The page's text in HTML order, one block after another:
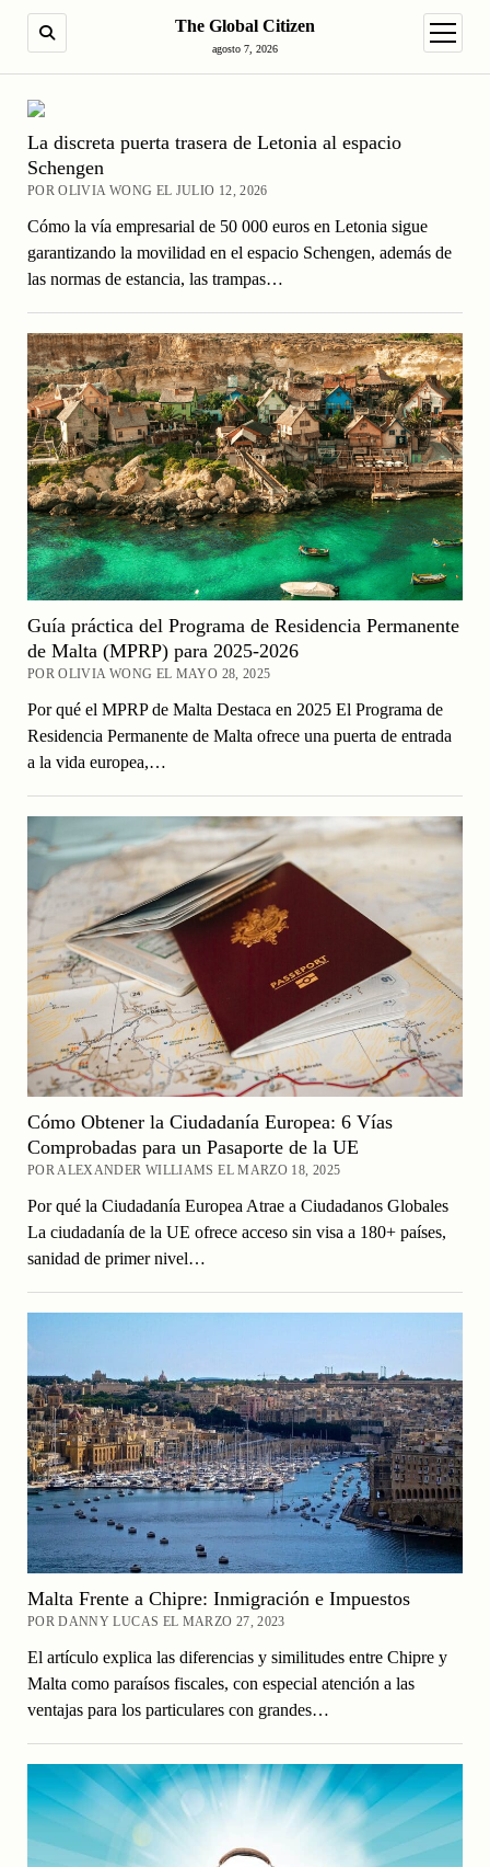
The Global Citizen
agosto 7, 2026
abrir
La discreta puerta trasera de Letonia al espacio
Schengen
POR OLIVIA WONG EL JULIO 12, 2026
Cómo la vía empresarial de 50 000 euros en Letonia sigue
garantizando la movilidad en el espacio Schengen, además de
las normas de estancia, las trampas…
Guía práctica del Programa de Residencia Permanente
de Malta (MPRP) para 2025-2026
POR OLIVIA WONG EL MAYO 28, 2025
Por qué el MPRP de Malta Destaca en 2025 El Programa de
Residencia Permanente de Malta ofrece una puerta de entrada
a la vida europea,…
Cómo Obtener la Ciudadanía Europea: 6 Vías
Comprobadas para un Pasaporte de la UE
POR ALEXANDER WILLIAMS EL MARZO 18, 2025
Por qué la Ciudadanía Europea Atrae a Ciudadanos Globales
La ciudadanía de la UE ofrece acceso sin visa a 180+ países,
sanidad de primer nivel…
Malta Frente a Chipre: Inmigración e Impuestos
POR DANNY LUCAS EL MARZO 27, 2023
El artículo explica las diferencias y similitudes entre Chipre y
Malta como paraísos fiscales, con especial atención a las
ventajas para los particulares con grandes…